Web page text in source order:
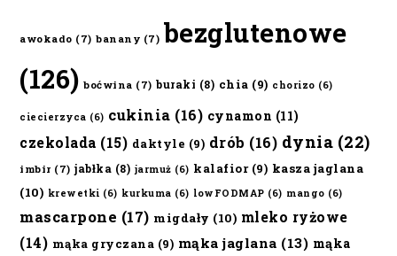
awokado (7) banany (7) bezglutenowe
(126) boćwina (7) buraki (8) chia (9) chorizo (6)
ciecierzyca (6) cukinia (16) cynamon (11)
czekolada (15) daktyle (9) drób (16) dynia (22)
imbir (7) jabłka (8) jarmuż (6) kalafior(9) kasza jaglana
(10) krewetki (6) kurkuma (6) lowFODMAP (6) mango (6)
mascarpone (17) migdały (10) mleko ryżowe
(14) mąka gryczana (9) mąka jaglana (13) mąka